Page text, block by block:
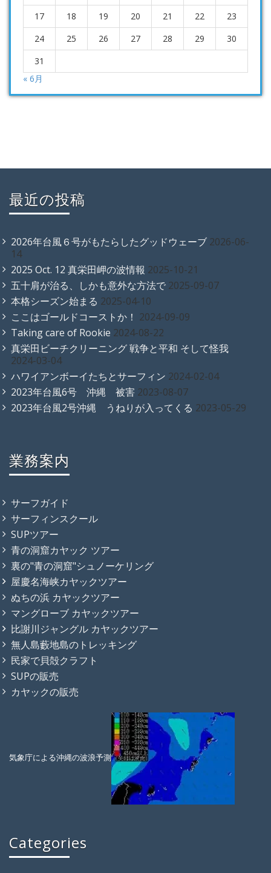
17
18 19 20 21 22
23
24
25 26 27 28 29
30
31
« 6月
最近の投稿
2026年台風６号がもたらしたグッドウェーブ 2026-06-
14
2025 Oct. 12 真栄田岬の波情報 2025-10-21
五十肩が治る、しかも意外な方法で 2025-09-07
本格シーズン始まる 2025-04-10
ここはゴールドコーストか！ 2024-09-09
Taking care of Rookie 2024-08-22
真栄田ビーチクリーニング 戦争と平和 そして怪我
2024-03-04
ハワイアンボーイたちとサーフィン 2024-02-04
2023年台風6号 沖縄 被害 2023-08-07
2023年台風2号沖縄 うねりが入ってくる 2023-05-29
業務案内
サーフガイド
サーフィンスクール
SUPツアー
青の洞窟カヤック ツアー
裏の"青の洞窟"シュノーケリング
屋慶名海峡カヤックツアー
ぬちの浜 カヤックツアー
マングローブ カヤックツアー
比謝川ジャングル カヤックツアー
無人島藪地島のトレッキング
民家で貝殻クラフト
SUPの販売
カヤックの販売
気象庁による沖縄の波浪予測
Categories